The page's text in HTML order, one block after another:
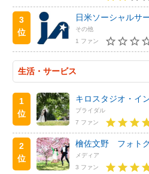
3
位
日米ソーシャルサ
その他
1 ファン
生活・サービス
1
位
キロスタジオ・イ
ブライダル
7 ファン
2
位
檜佐文野 フォト
メディア
3 ファン